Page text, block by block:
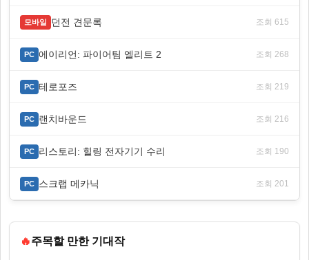
모바일 던전 견문록 조회 615
PC 에이리언: 파이어팀 엘리트 2 조회 268
PC 테로포즈 조회 219
PC 랜치바운드 조회 216
PC 리스토리: 힐링 전자기기 수리 조회 190
PC 스크랩 메카닉 조회 201
🔥주목할 만한 기대작